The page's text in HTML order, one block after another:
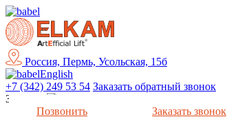
Россия, Пермь, Усольская, 15б
English
+7 (342) 249 53 54 Заказать обратный звонок
Закрыть
Позвонить
Заказать звонок